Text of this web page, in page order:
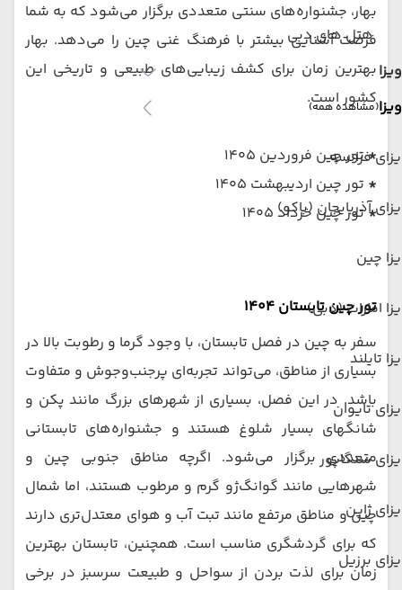
هتل های دبی
ویزا
ویزا(مشاهده همه)
فرانسه
آذربایجان (باکو)
چین
امارات (دبی)
تایلند
تایوان
سنگاپور
ژاپن
برزیل
بهار، جشنواره‌های سنتی متعددی برگزار می‌شود که به شما
فرصت آشنایی بیشتر با فرهنگ غنی چین را می‌دهد. بهار
بهترین زمان برای کشف زیبایی‌های طبیعی و تاریخی این
کشور است.
*تور چین فروردین 1405
* تور چین اردیبهشت 1405
*تور چین خرداد 1405
تور چین تابستان 1404
سفر به چین در فصل تابستان، با وجود گرما و رطوبت بالا در
بسیاری از مناطق، می‌تواند تجربه‌ای پرجنب‌وجوش و متفاوت
باشد. در این فصل، بسیاری از شهرهای بزرگ مانند پکن و
شانگهای بسیار شلوغ هستند و جشنواره‌های تابستانی
متعددی برگزار می‌شود. اگرچه مناطق جنوبی چین و
شهرهایی مانند گوانگ‌ژو گرم و مرطوب هستند، اما شمال
چین و مناطق مرتفع مانند تبت آب و هوای معتدل‌تری دارند
که برای گردشگری مناسب است. همچنین، تابستان بهترین
زمان برای لذت بردن از سواحل و طبیعت سرسبز در برخی